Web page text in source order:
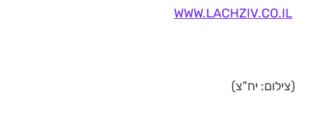
WWW.LACHZIV.CO.IL
(צילום: יח"צ)